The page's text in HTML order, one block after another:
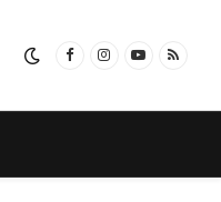
FacebookInstagram
YouTube
RSS